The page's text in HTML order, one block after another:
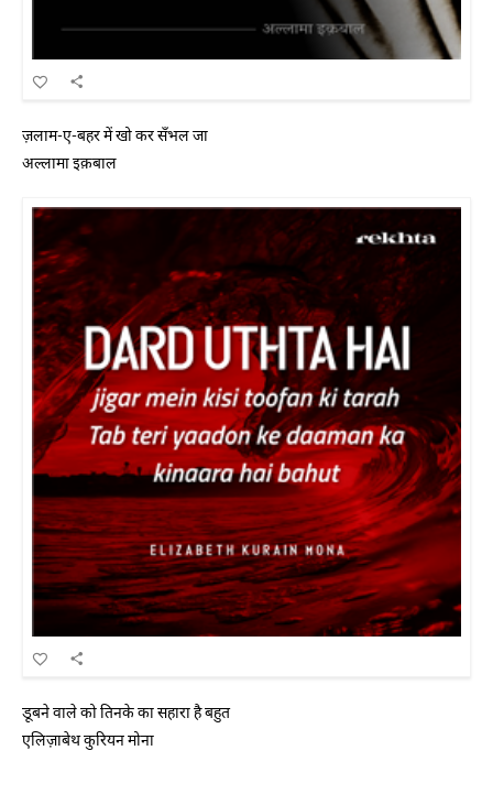
ज़लाम-ए-बहर में खो कर सँभल जा
अल्लामा इक़बाल
डूबने वाले को तिनके का सहारा है बहुत
एलिज़ाबेथ कुरियन मोना